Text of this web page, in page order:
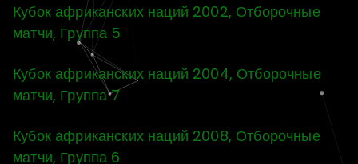
Кубок африканских наций 2002, Отборочные
матчи, Группа 5
Кубок африканских наций 2004, Отборочные
матчи, Группа 7
Кубок африканских наций 2008, Отборочные
матчи, Группа 6